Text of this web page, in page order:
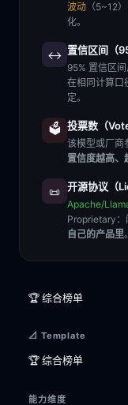
波动 （5~12）
化。
↔️ 置信区间（
95% 置信区
在相同计算口
定。
🗳️ 投票数（
该模型或厂商
置信度越高、
📜 开源协议（
Apache/
Proprietary
自己的产品里。
🏆 综合榜单
📐 Template
🏆 综合榜单
能力维度